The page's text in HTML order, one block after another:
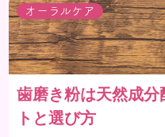
オーラルケア
歯磨き粉は天然成
トと選び方